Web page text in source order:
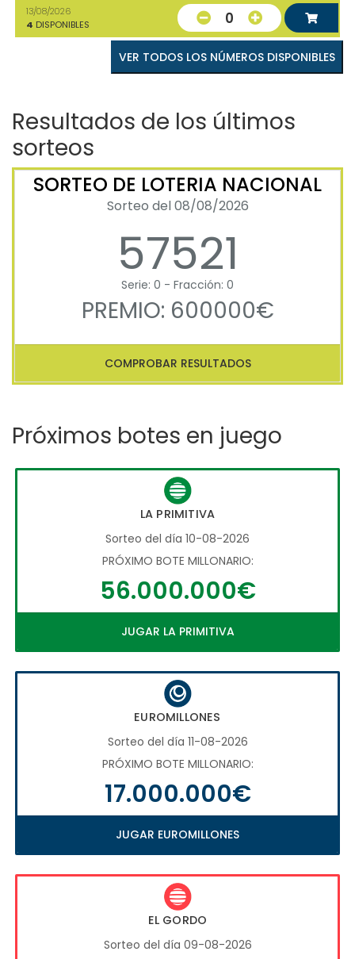
13/08/2026
4 DISPONIBLES 0
VER TODOS LOS NÚMEROS DISPONIBLES
Resultados de los últimos
sorteos
SORTEO DE LOTERIA NACIONAL
Sorteo del 08/08/2026
57521
Serie: 0 - Fracción: 0
PREMIO: 600000€
COMPROBAR RESULTADOS
Próximos botes en juego
LA PRIMITIVA
Sorteo del día 10-08-2026
PRÓXIMO BOTE MILLONARIO:
56.000.000€
JUGAR LA PRIMITIVA
EUROMILLONES
Sorteo del día 11-08-2026
PRÓXIMO BOTE MILLONARIO:
17.000.000€
JUGAR EUROMILLONES
EL GORDO
Sorteo del día 09-08-2026